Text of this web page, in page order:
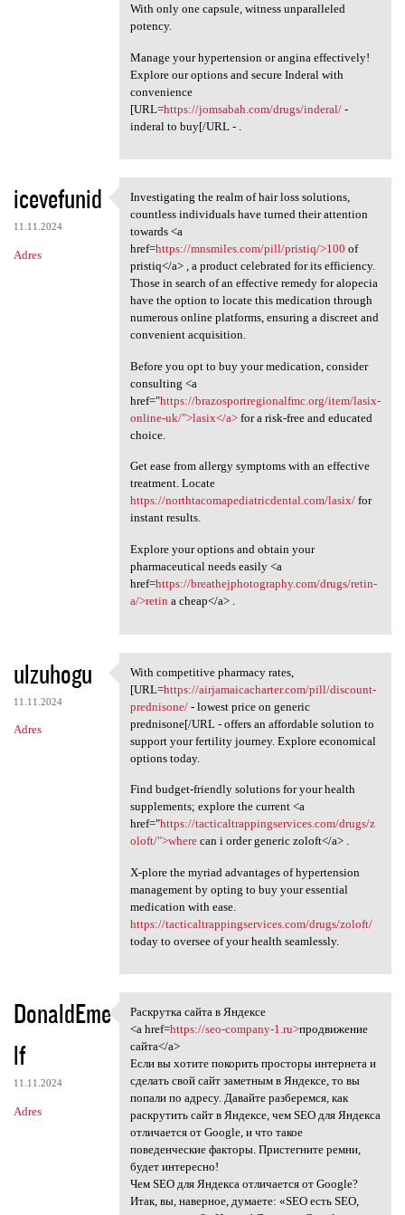
With only one capsule, witness unparalleled
potency.
Manage your hypertension or angina effectively!
Explore our options and secure Inderal with
convenience
[URL=https://jomsabah.com/drugs/inderal/-
inderal to buy[/URL - .
icevefunid
11.11.2024
Adres
Investigating the realm of
Investigating the realm of hair loss solutions,
countless individuals have turned their attention
towards <a
href=https://mnsmiles.com/pill/pristiq/>100 of
pristiq</a> , a product celebrated for its efficiency.
Those in search of an effective remedy for alopecia
have the option to locate this medication through
numerous online platforms, ensuring a discreet and
convenient acquisition.
Before you opt to buy your medication, consider
consulting <a
href="https://brazosportregionalfmc.org/item/lasix-
online-uk/">lasix</a>for a risk-free and educated
choice.
Get ease from allergy symptoms with an effective
treatment. Locate
https://northtacomapediatricdental.com/lasix/for
instant results.
Explore your options and obtain your
pharmaceutical needs easily <a
href=https://breathejphotography.com/drugs/retin-
a/>retin a cheap</a> .
ulzuhogu
11.11.2024
Adres
With competitive pharmacy
With competitive pharmacy rates,
[URL=https://airjamaicacharter.com/pill/discount-
prednisone/- lowest price on generic
prednisone[/URL - offers an affordable solution to
support your fertility journey. Explore economical
options today.
Find budget-friendly solutions for your health
supplements; explore the current <a
href="https://tacticaltrappingservices.com/drugs/z
oloft/">wherecan i order generic zoloft</a> .
X-plore the myriad advantages of hypertension
management by opting to buy your essential
medication with ease.
https://tacticaltrappingservices.com/drugs/zoloft/
today to oversee of your health seamlessly.
DonaldEme
lf
11.11.2024
Adres
Раскрутка сайта в Яндексе
Раскрутка сайта в Яндексе
<a href=https://seo-company-1.ru>продвижение
сайта</a>
Если вы хотите покорить просторы интернета и
сделать свой сайт заметным в Яндексе, то вы
попали по адресу. Давайте разберемся, как
раскрутить сайт в Яндексе, чем SEO для Яндекса
отличается от Google, и что такое
поведенческие факторы. Пристегните ремни,
будет интересно!
Чем SEO для Яндекса отличается от Google?
Итак, вы, наверное, думаете: «SEO есть SEO,